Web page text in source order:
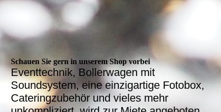
Schauen Sie gern in unserem Shop vorbei
Eventtechnik, Bollerwagen mit
Soundsystem, eine einzigartige Fotobox,
Cateringzubehör und vieles mehr